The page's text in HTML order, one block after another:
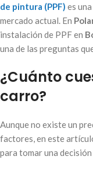
de pintura (PPF) es
mercado actual. En
instalación de PPF en
una de las preguntas
¿Cuánto
carro?
Aunque no existe un
factores, en este
para tomar una decisión